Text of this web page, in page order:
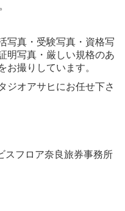
写真・受験写真・資格写
明写真・厳しい規格のあ
お撮りしています。
ジオアサヒにお任せ下さ
スフロア奈良旅券事務所